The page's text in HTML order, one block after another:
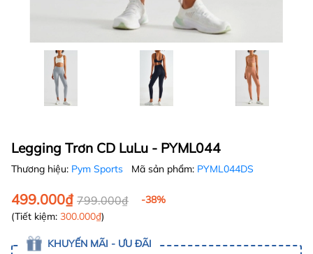
Legging Trơn CD LuLu - PYML044
Thương hiệu: Pym Sports Mã sản phẩm: PYML044DS
499.000₫ 799.000₫
-38%
(Tiết kiệm: 300.000₫)
KHUYẾN MÃI - ƯU ĐÃI